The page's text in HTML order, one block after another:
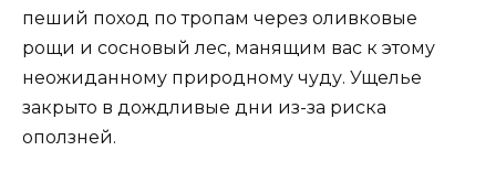
пеший поход по тропам через оливковые
рощи и сосновый лес, манящим вас к этому
неожиданному природному чуду. Ущелье
закрыто в дождливые дни из-за риска
оползней.